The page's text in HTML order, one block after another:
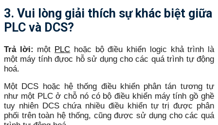
3. Vui lòng giải thích sự khác biệt giữa
PLC và DCS?
Trả lời: một PLC hoặc bộ điều khiển logic khả trình là
một máy tính đựoc hỗ sử dụng cho các quá trình tự động
hoá.
Một DCS hoặc hệ thống điều khiển phân tán tương tự
như một PLC ở chỗ nó có bộ điều khiển máy tính gồ ghề
tuy nhiên DCS chứa nhiều điều khiển tự trị được phân
phối trên toàn hệ thống, cũng được sử dụng cho các quá